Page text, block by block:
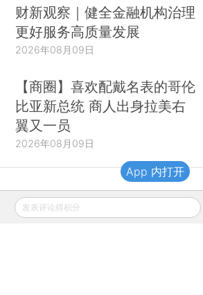
财新观察｜健全金融机构治理
更好服务高质量发展
2026年08月09日
【商圈】喜欢配戴名表的哥伦
比亚新总统 商人出身拉美右
翼又一员
2026年08月09日
财新移动
发表评论得积分
App 内打开